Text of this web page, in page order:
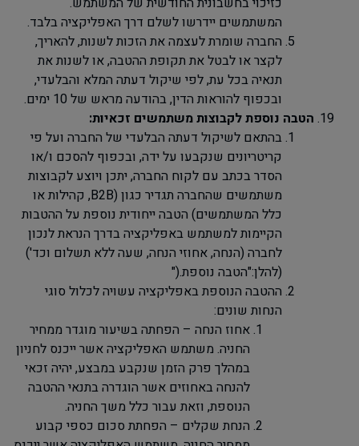
המשתמשים יידרשו לשלם דרך האפליקציה בלבד.
החברה שומרת לעצמה את הזכות לשנות, להאריך,
לקצר או לבטל את תקופת ההטבה, או לשנות את
תנאיה בכל עת, לפי שיקול דעתה המלא והבלעדי,
ובכפוף להוראות הדין, בהודעה מראש של 10 ימים.
הטבה נוספתלקבוצותמשתמשים זכאיות:
בהתאם לשיקול דעתה הבלעדי של החברה ועל פי
קריטריונים שנקבעו על ידה, ובכפוף להסכם ו/או
הסדר בכתב עם לקוח החברה, יתכן ויוצע לקבוצות
משתמשים שהחברה תגדיר כגון (B2B, קהילות או
כלל המשתמשים) הטבה ייחודית נוספת על ההטבות
הקיימות למשתמש באפליקציה בדרך הנראת לנכון
לחברה (הנחה, אחוזי הנחה, שעה ללא תשלום וכד')
(להלן:"הטבה נוספת").
ההטבה הנוספת באפליקציה עשויה לכלול סוגי
הנחות שונים:
אחוז הנחה – הפחתה בשיעור מוגדר ממחיר
החניה. משתמש האפליקציה אשר ייכנס לחניון
במהלך פרק הזמן שנקבע במבצע, יהיה זכאי
להנחה באחוזים אשר הוגדרה בתנאי ההטבה
הנוספת, וזאת עבור כלל משך החניה.
הנחת שקלים – הפחתת סכום כספי קבוע